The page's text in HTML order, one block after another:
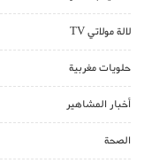
لالة مولاتي TV
حلويات مغربية
أخبار المشاهير
الصحة